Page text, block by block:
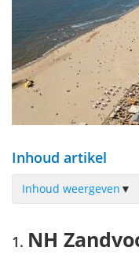
Inhoud artikel
Inhoud weergeven ▼
Beachhouse Hotel
NH